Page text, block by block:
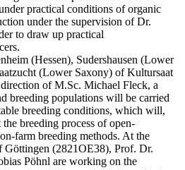
practical conditions of organic
under the supervision of Dr.
to draw up practical
(Hessen), Sudershausen (Lower
(Lower Saxony) of Kultursaat
of M.Sc. Michael Fleck, a
breeding populations will be carried
breeding conditions, which will,
breeding process of open-
farm breeding methods. At the
(2821OE38), Prof. Dr.
Pöhnl are working on the